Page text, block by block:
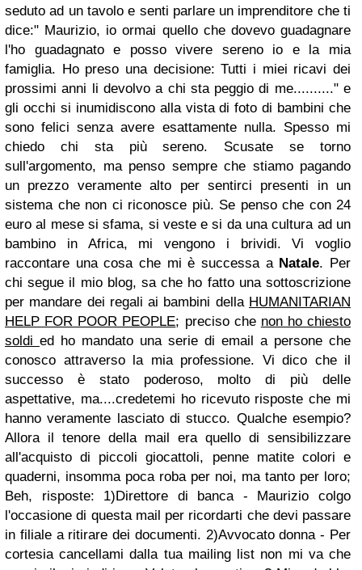
seduto ad un tavolo e senti parlare un imprenditore che ti
dice:" Maurizio, io ormai quello che dovevo guadagnare
l'ho guadagnato e posso vivere sereno io e la mia
famiglia. Ho preso una decisione: Tutti i miei ricavi dei
prossimi anni li devolvo a chi sta peggio di me.........." e
gli occhi si inumidiscono alla vista di foto di bambini che
sono felici senza avere esattamente nulla. Spesso mi
chiedo chi sta più sereno. Scusate se torno
sull'argomento, ma penso sempre che stiamo pagando
un prezzo veramente alto per sentirci presenti in un
sistema che non ci riconosce più. Se penso che con 24
euro al mese si sfama, si veste e si da una cultura ad un
bambino in Africa, mi vengono i brividi. Vi voglio
raccontare una cosa che mi è successa a Natale. Per
chi segue il mio blog, sa che ho fatto una sottoscrizione
per mandare dei regali ai bambini della HUMANITARIAN
HELP FOR POOR PEOPLE; preciso che non ho chiesto
soldi ed ho mandato una serie di email a persone che
conosco attraverso la mia professione. Vi dico che il
successo è stato poderoso, molto di più delle
aspettative, ma....credetemi ho ricevuto risposte che mi
hanno veramente lasciato di stucco. Qualche esempio?
Allora il tenore della mail era quello di sensibilizzare
all'acquisto di piccoli giocattoli, penne matite colori e
quaderni, insomma poca roba per noi, ma tanto per loro;
Beh, risposte: 1)Direttore di banca - Maurizio colgo
l'occasione di questa mail per ricordarti che devi passare
in filiale a ritirare dei documenti. 2)Avvocato donna - Per
cortesia cancellami dalla tua mailing list non mi va che